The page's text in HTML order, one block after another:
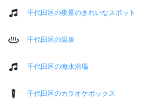
千代田区の夜景のきれいなスポット
千代田区の温泉
千代田区の海水浴場
千代田区のカラオケボックス